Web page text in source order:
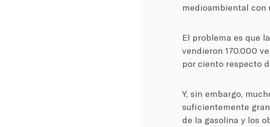
medioambiental con
El problema es que
vendieron 170.000
por ciento respecto
Y, sin embargo,
suficientemente
de la gasolina y los